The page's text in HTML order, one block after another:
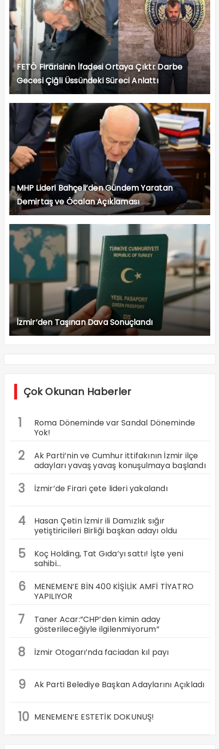
FETÖ Firarisinin İfadesi Ortaya Çıktı: Darbe
Gecesi Çiğli Üssündeki Süreci Anlattı
MHP Lideri Bahçeli’den Gündem Yaratan
Demirtaş ve Öcalan Açıklaması
İzmir’den Taşınan Dava Sonuçlandı
Çok Okunan Haberler
1
Roma Döneminde var Sandal Döneminde
Yok!
2
Ak Parti’nin ve Cumhur ittifakının İzmir ilçe
adayları yavaş yavaş konuşulmaya başlandı
3 İzmir’de Firari çete lideri yakalandı
4
Hasan Çetin İzmir ili Damızlık sığır
yetiştiricileri Birliği başkan adayı oldu
5
Koç Holding, Tat Gıda’yı sattı! İşte yeni
sahibi…
6
MENEMEN’E BİN 400 KİŞİLİK AMFİ TİYATRO
YAPILIYOR
7
Taner Acar:”CHP’den kimin aday
gösterileceğiyle ilgilenmiyorum”
8 İzmir Otogarı’nda faciadan kıl payı
9 Ak Parti Belediye Başkan Adaylarını Açıkladı
10 MENEMEN’E ESTETİK DOKUNUŞ!